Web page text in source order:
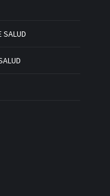
SALUD